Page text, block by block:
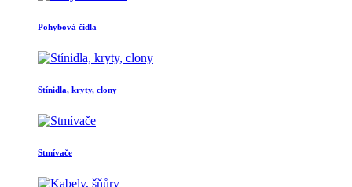
Pohybová čidla
Stínidla, kryty, clony
Stmívače